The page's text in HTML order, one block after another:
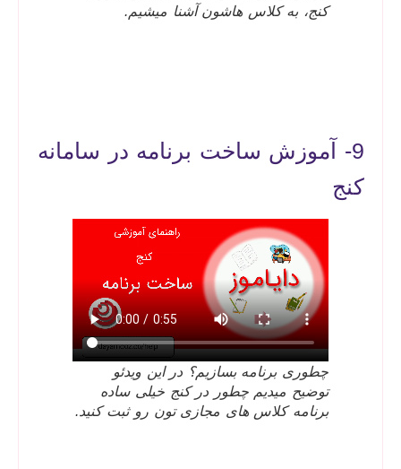
کنج، به کلاس هاشون آشنا میشیم.
9- آموزش ساخت برنامه در سامانه
کنج
چطوری برنامه بسازیم؟ در این ویدئو
توضیح میدیم چطور در کنج خیلی ساده
برنامه کلاس های مجازی تون رو ثبت کنید.